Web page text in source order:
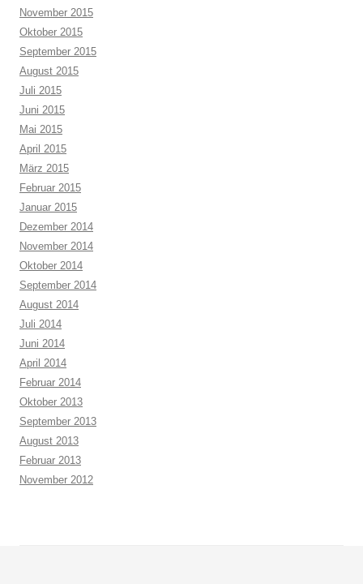
November 2015
Oktober 2015
September 2015
August 2015
Juli 2015
Juni 2015
Mai 2015
April 2015
März 2015
Februar 2015
Januar 2015
Dezember 2014
November 2014
Oktober 2014
September 2014
August 2014
Juli 2014
Juni 2014
April 2014
Februar 2014
Oktober 2013
September 2013
August 2013
Februar 2013
November 2012